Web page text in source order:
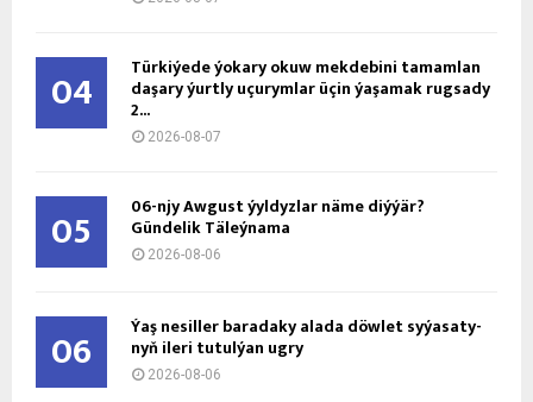
04 Türkiýede ýokary okuw mekdebini tamamlan
daşary ýurtly uçurymlar üçin ýaşamak rugsady
2...
2026-08-07
05 06-njy Awgust ýyldyzlar näme diýýär?
Gündelik Täleýnama
2026-08-06
06 Ýaş ne­sil­ler ba­ra­da­ky ala­da döw­let sy­ýa­sa­ty­
nyň ile­ri tu­tul­ýan ug­ry
2026-08-06